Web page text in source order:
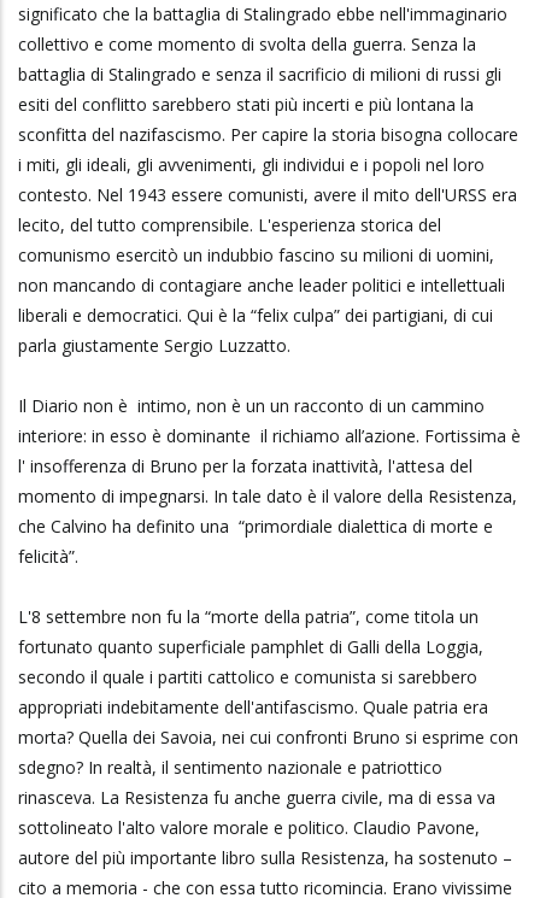
significato che la battaglia di Stalingrado ebbe nell'immaginario
collettivo e come momento di svolta della guerra. Senza la
battaglia di Stalingrado e senza il sacrificio di milioni di russi gli
esiti del conflitto sarebbero stati più incerti e più lontana la
sconfitta del nazifascismo. Per capire la storia bisogna collocare
i miti, gli ideali, gli avvenimenti, gli individui e i popoli nel loro
contesto. Nel 1943 essere comunisti, avere il mito dell'URSS era
lecito, del tutto comprensibile. L'esperienza storica del
comunismo esercitò un indubbio fascino su milioni di uomini,
non mancando di contagiare anche leader politici e intellettuali
liberali e democratici. Qui è la “felix culpa” dei partigiani, di cui
parla giustamente Sergio Luzzatto.
Il Diario non è intimo, non è un un racconto di un cammino
interiore: in esso è dominante il richiamo all’azione. Fortissima è
l' insofferenza di Bruno per la forzata inattività, l'attesa del
momento di impegnarsi. In tale dato è il valore della Resistenza,
che Calvino ha definito una “primordiale dialettica di morte e
felicità”.
L'8 settembre non fu la “morte della patria”, come titola un
fortunato quanto superficiale pamphlet di Galli della Loggia,
secondo il quale i partiti cattolico e comunista si sarebbero
appropriati indebitamente dell'antifascismo. Quale patria era
morta? Quella dei Savoia, nei cui confronti Bruno si esprime con
sdegno? In realtà, il sentimento nazionale e patriottico
rinasceva. La Resistenza fu anche guerra civile, ma di essa va
sottolineato l'alto valore morale e politico. Claudio Pavone,
autore del più importante libro sulla Resistenza, ha sostenuto –
cito a memoria - che con essa tutto ricomincia. Erano vivissime